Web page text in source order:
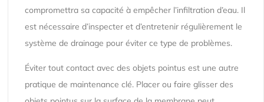
compromettra sa capacité à empêcher l’infiltration d’eau. Il
est nécessaire d’inspecter et d’entretenir régulièrement le
système de drainage pour éviter ce type de problèmes.
Éviter tout contact avec des objets pointus est une autre
pratique de maintenance clé. Placer ou faire glisser des